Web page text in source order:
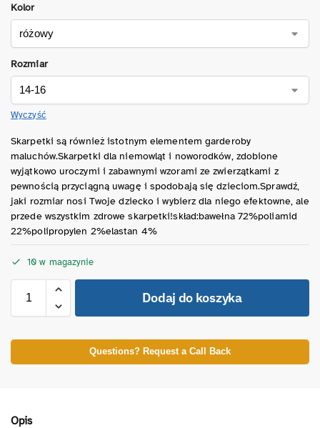
Kolor
Rozmiar
Wyczyść
Skarpetki są również istotnym elementem garderoby
maluchów.Skarpetki dla niemowląt i noworodków, zdobione
wyjątkowo uroczymi i zabawnymi wzorami ze zwierzątkami z
pewnością przyciągną uwagę i spodobają się dzieciom.Sprawdź,
jaki rozmiar nosi Twoje dziecko i wybierz dla niego efektowne, ale
przede wszystkim zdrowe skarpetki!skład:bawełna 72%poliamid
22%polipropylen 2%elastan 4%
10 w magazynie
Dodaj do koszyka
Questions? Request a Call Back
Opis